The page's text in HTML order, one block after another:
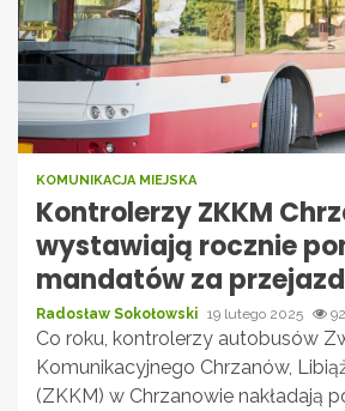
KOMUNIKACJA MIEJSKA
Kontrolerzy ZKKM
wystawiają rocznie
mandatów za
Radosław Sokołowski 19 lutego 2025
Co roku, kontrolerzy autobusów
Komunikacyjnego Chrzanów,
(ZKKM) w Chrzanowie nakładają